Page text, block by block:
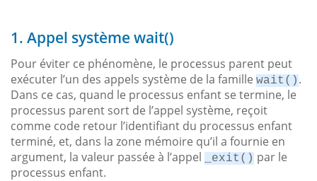
1. Appel système wait()
Pour éviter ce phénomène, le processus parent peut
exécuter l’un des appels système de la famille wait() .
Dans ce cas, quand le processus enfant se termine, le
processus parent sort de l’appel système, reçoit
comme code retour l’identifiant du processus enfant
terminé, et, dans la zone mémoire qu’il a fournie en
argument, la valeur passée à l’appel
_exit() par le
processus enfant.